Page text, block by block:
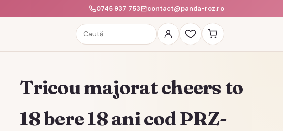
0745 937 753 contact@panda-roz.ro
Caută
produse
Tricou majorat cheers to
18 bere 18 ani cod PRZ-